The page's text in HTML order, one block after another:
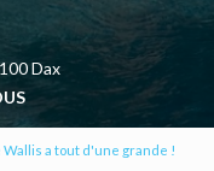
Dax
Wallis a tout d'une grande !